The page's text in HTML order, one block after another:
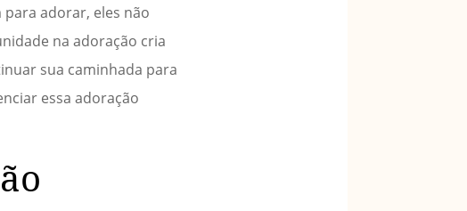
adorar, eles não
na adoração cria
sua caminhada para
essa adoração